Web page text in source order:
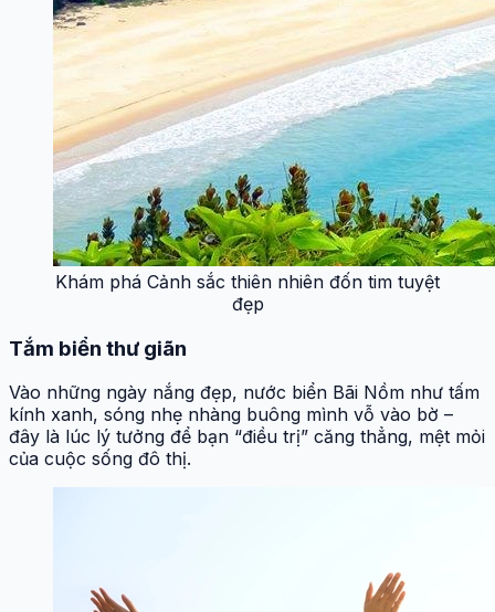
Khám phá Cảnh sắc thiên nhiên đốn tim tuyệt
đẹp
Tắm biển thư giãn
Vào những ngày nắng đẹp, nước biển Bãi Nồm như tấm
kính xanh, sóng nhẹ nhàng buông mình vỗ vào bờ –
đây là lúc lý tưởng để bạn “điều trị” căng thẳng, mệt mỏi
của cuộc sống đô thị.